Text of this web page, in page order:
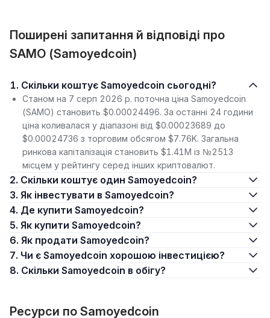
Поширені запитання й відповіді про
SAMO (Samoyedcoin)
1. Скільки коштує Samoyedcoin сьогодні?
Станом на 7 серп 2026 р. поточна ціна Samoyedcoin
(SAMO) становить $0.00024496. За останні 24 години
ціна коливалася у діапазоні від $0.00023689 до
$0.00024736 з торговим обсягом $7.76K. Загальна
ринкова капіталізація становить $1.41M із №2513
місцем у рейтингу серед інших криптовалют.
2. Скільки коштує один Samoyedcoin?
3. Як інвестувати в Samoyedcoin?
4. Де купити Samoyedcoin?
5. Як купити Samoyedcoin?
6. Як продати Samoyedcoin?
7. Чи є Samoyedcoin хорошою інвестицією?
8. Скільки Samoyedcoin в обігу?
Ресурси по Samoyedcoin